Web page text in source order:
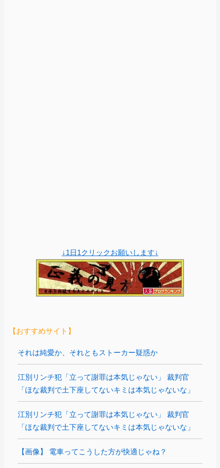
↓1日1クリックお願いします↓
【おすすめサイト】
それは純愛か、それともストーカー疑惑か
江別リンチ犯「立って謝罪は本気じゃない」 裁判官
「ほな裁判で土下座してないキミは本気じゃないな」
江別リンチ犯「立って謝罪は本気じゃない」 裁判官
「ほな裁判で土下座してないキミは本気じゃないな」
【画像】 電車ってこうした方が快適じゃね？